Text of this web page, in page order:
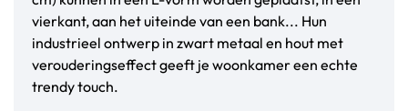
vierkant, aan het uiteinde van een bank... Hun
industrieel ontwerp in zwart metaal en hout met
verouderingseffect geeft je woonkamer een echte
trendy touch.